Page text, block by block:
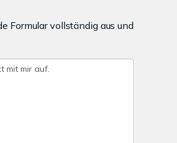
Formular vollständig aus und